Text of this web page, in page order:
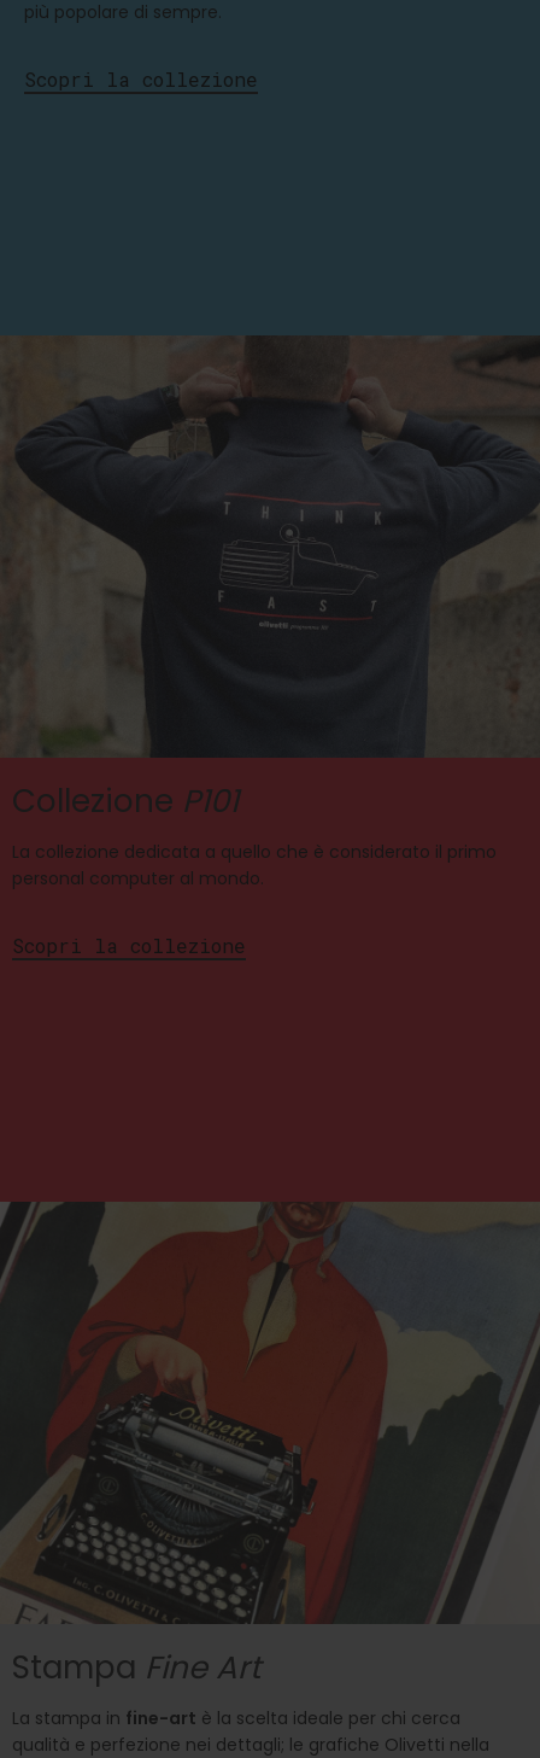
più popolare di sempre.
Scopri la collezione
Collezione P101
La collezione dedicata a quello che è considerato il primo
personal computer al mondo.
Scopri la collezione
Stampa Fine Art
La stampa in fine-art è la scelta ideale per chi cerca
qualità e perfezione nei dettagli; le grafiche Olivetti nella